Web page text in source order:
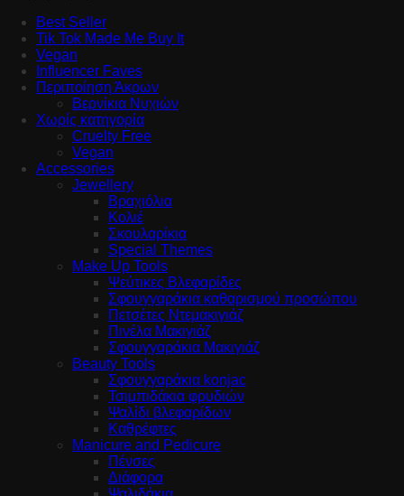
Best Seller
Tik Tok Made Me Buy It
Vegan
Influencer Faves
Περιποίηση Άκρων
Βερνίκια Νυχιών
Χωρίς κατηγορία
Cruelty Free
Vegan
Accessories
Jewellery
Βραχιόλια
Κολιέ
Σκουλαρίκια
Special Themes
Make Up Tools
Ψεύτικες Βλεφαρίδες
Σφουγγαράκια καθαρισμού προσώπου
Πετσέτες Ντεμακιγιάζ
Πινέλα Μακιγιάζ
Σφουγγαράκια Μακιγιάζ
Beauty Tools
Σφουγγαράκια konjac
Τσιμπιδάκια φρυδιών
Ψαλίδι βλεφαρίδων
Καθρέφτες
Manicure and Pedicure
Πένσες
Διάφορα